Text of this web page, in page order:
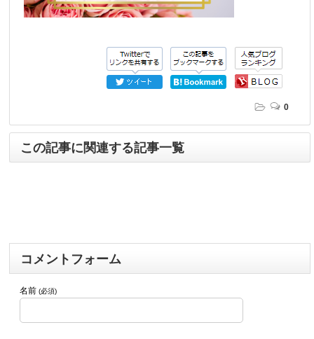
0
この記事に関連する記事一覧
コメントフォーム
名前(必須)